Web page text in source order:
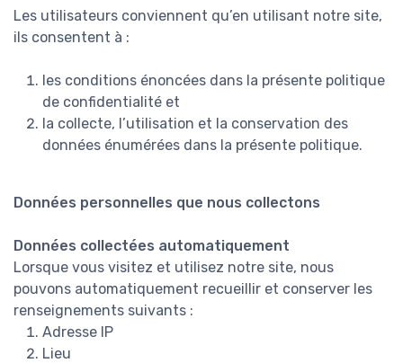
Les utilisateurs conviennent qu’en utilisant notre site,
ils consentent à :
les conditions énoncées dans la présente politique
de confidentialité et
la collecte, l’utilisation et la conservation des
données énumérées dans la présente politique.
Données personnelles que nous collectons
Données collectées automatiquement
Lorsque vous visitez et utilisez notre site, nous
pouvons automatiquement recueillir et conserver les
renseignements suivants :
Adresse IP
Lieu